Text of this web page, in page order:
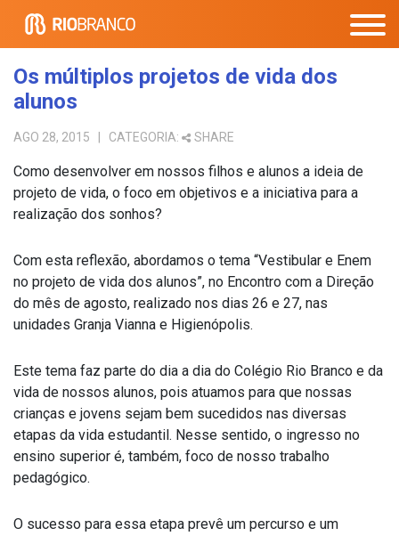
Os múltiplos projetos de vida dos
alunos
AGO 28, 2015 | CATEGORIA: SHARE
Como desenvolver em nossos filhos e alunos a ideia de
projeto de vida, o foco em objetivos e a iniciativa para a
realização dos sonhos?
Com esta reflexão, abordamos o tema “Vestibular e Enem
no projeto de vida dos alunos”, no Encontro com a Direção
do mês de agosto, realizado nos dias 26 e 27, nas
unidades Granja Vianna e Higienópolis.
Este tema faz parte do dia a dia do Colégio Rio Branco e da
vida de nossos alunos, pois atuamos para que nossas
crianças e jovens sejam bem sucedidos nas diversas
etapas da vida estudantil. Nesse sentido, o ingresso no
ensino superior é, também, foco de nosso trabalho
pedagógico.
O sucesso para essa etapa prevê um percurso e um